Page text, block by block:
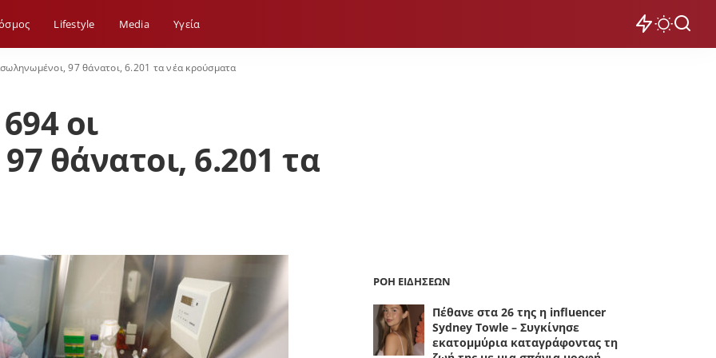
Lifestyle Media Yγεία
97 θάνατοι, 6.201 τα νέα κρούσματα
οι
θάνατοι, 6.201 τα
ΡΟΗ ΕΙΔΗΣΕΩΝ
Πέθανε στα 26 της η influencer
Sydney Towle – Συγκίνησε
εκατομμύρια καταγράφοντας τη